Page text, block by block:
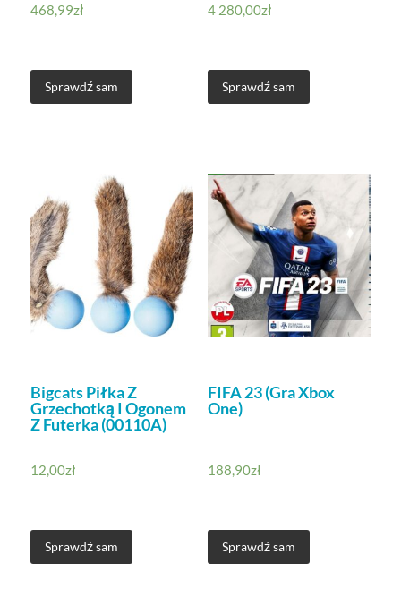
468,99zł
Sprawdź sam
4 280,00zł
Sprawdź sam
Bigcats Piłka Z
Grzechotką I Ogonem
Z Futerka (00110A)
12,00zł
Sprawdź sam
FIFA 23 (Gra Xbox
One)
188,90zł
Sprawdź sam